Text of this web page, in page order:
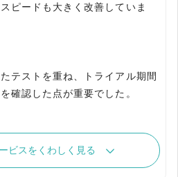
ピードも大きく改善していま
テストを重ね、トライアル期間
確認した点が重要でした。
ビスをくわしく見る